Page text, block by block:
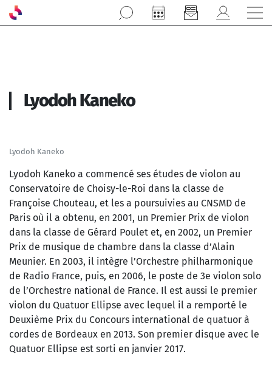
Aller au contenu principal
Lyodoh Kaneko
Lyodoh Kaneko
Lyodoh Kaneko a commencé ses études de violon au
Conservatoire de Choisy-le-Roi dans la classe de
Françoise Chouteau, et les a poursuivies au CNSMD de
Paris où il a obtenu, en 2001, un Premier Prix de violon
dans la classe de Gérard Poulet et, en 2002, un Premier
Prix de musique de chambre dans la classe d’Alain
Meunier. En 2003, il intègre l’Orchestre philharmonique
de Radio France, puis, en 2006, le poste de 3e violon solo
de l’Orchestre national de France. Il est aussi le premier
violon du Quatuor Ellipse avec lequel il a remporté le
Deuxième Prix du Concours international de quatuor à
cordes de Bordeaux en 2013. Son premier disque avec le
Quatuor Ellipse est sorti en janvier 2017.